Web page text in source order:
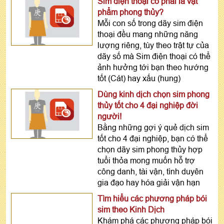
phẩm phong thủy?
Mỗi con số trong dãy sim điện
thoại đều mang những năng
lượng riêng, tùy theo trật tự của
dãy số mà Sim điện thoại có thể
ảnh hưởng tới bạn theo hướng
tốt (Cát) hay xấu (hung)
Dùng kinh dịch chọn sim phong
thủy tốt cho 4 đại nghiệp đời
người!
Bằng những gợi ý quẻ dịch sim
tốt cho 4 đại nghiệp, bạn có thể
chọn dãy sim phong thủy hợp
tuổi thỏa mong muốn hỗ trợ
công danh, tài vận, tình duyên
gia đạo hay hóa giải vận hạn
Tìm hiểu các phương pháp bói
sim theo Kinh Dịch
Khám phá các phương pháp bói